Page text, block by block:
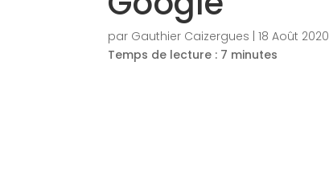
par Gauthier Caizergues |18 Août 2020
Temps de lecture : 7 minutes